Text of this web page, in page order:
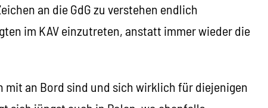
an die GdG zu verstehen endlich
im KAV einzutreten, anstatt immer wieder die
mit an Bord sind und sich wirklich für diejenigen